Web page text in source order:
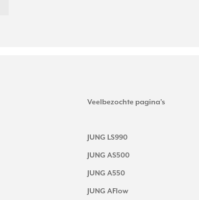
Veelbezochte pagina's
JUNG LS990
JUNG AS500
JUNG A550
JUNG AFlow